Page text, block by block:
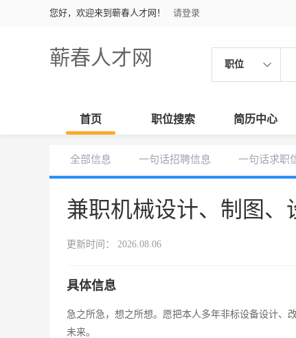
您好，欢迎来到蕲春人才网！ 请登录
蕲春人才网 职位
首页 职位搜索 简历中心
全部信息 一句话招聘信息 一句话求职
兼职机械设计、制图、
更新时间： 2026.08.06
具体信息
急之所急，想之所想。愿把本人多年非标设备设计、
未来。